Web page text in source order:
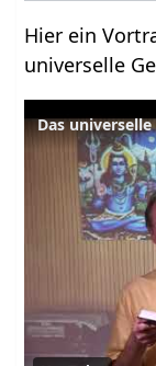
Hier ein
universelle
Das universelle